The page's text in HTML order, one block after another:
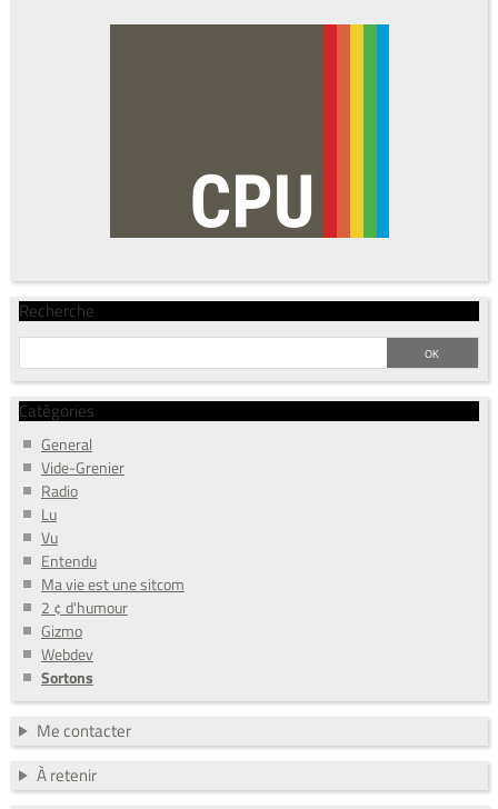
Recherche
Catégories
General
Vide-Grenier
Radio
Lu
Vu
Entendu
Ma vie est une sitcom
2 ¢ d'humour
Gizmo
Webdev
Sortons
Me contacter
À retenir